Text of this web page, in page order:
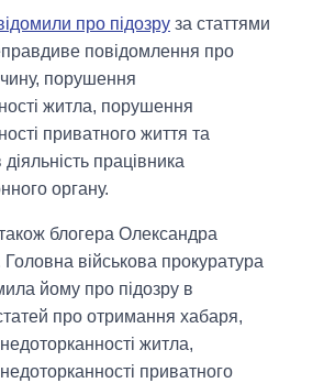
про підозру за статтями
повідомлення про
порушення
житла, порушення
приватного життя та
працівника
органу.
блогера Олександра
військова прокуратура
йому про підозру в
про отримання хабаря,
житла,
приватного